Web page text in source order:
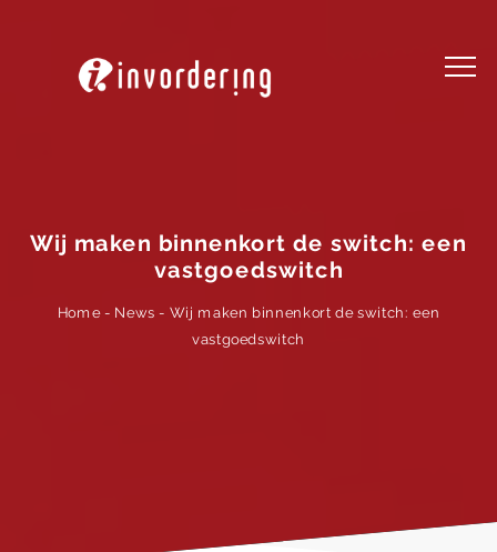
Wij maken binnenkort de switch: een
vastgoedswitch
Home- News - Wij maken binnenkort de switch: een
vastgoedswitch